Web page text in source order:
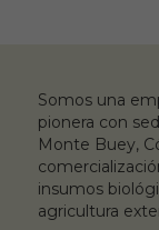
Somos una
pionera con
Monte Buey,
insumos
agricultura